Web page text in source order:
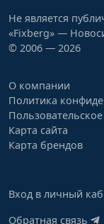
Не является
«Fixberg» —
© 2006 — 2026
О компании
Политика
Карта сайта
Карта брендов
Вход в личный
Обратная связь